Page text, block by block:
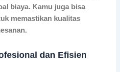
biaya. Kamu juga bisa
memastikan kualitas
dan Efisien